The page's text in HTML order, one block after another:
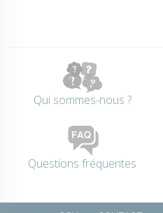
Qui sommes-nous ?
Questions fréquentes